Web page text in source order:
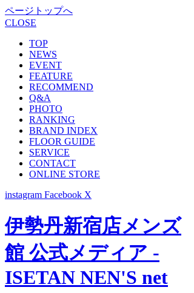
ページトップへ
CLOSE
TOP
NEWS
EVENT
FEATURE
RECOMMEND
Q&A
PHOTO
RANKING
BRAND INDEX
FLOOR GUIDE
SERVICE
CONTACT
ONLINE STORE
instagram Facebook X
伊勢丹新宿店メンズ
館 公式メディア -
ISETAN NEN'S net